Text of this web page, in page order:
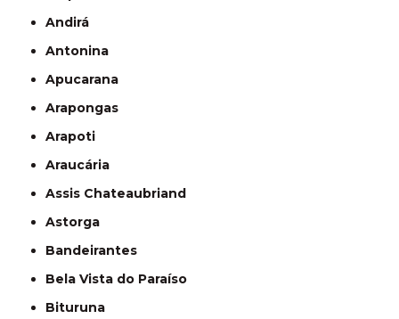
Andirá
Antonina
Apucarana
Arapongas
Arapoti
Araucária
Assis Chateaubriand
Astorga
Bandeirantes
Bela Vista do Paraíso
Bituruna